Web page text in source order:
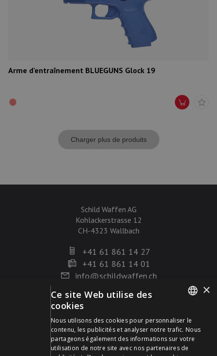
Arme d'entraînement BLUEGUNS Glock 19
Charger plus de produits
Schild Waffen AG
Kohlackerstrasse 12
CH-4323 Wallbach
+41 61 861 14 27
+41 61 861 14 01
info@schildwaffen.ch
Mode de paiement
FRENCH
×
Ce site Web utilise des
cookies
Nous utilisons des cookies pour personnaliser le
contenu, les publicités et analyser notre trafic. Nous
partageons également des informations sur votre
utilisation de notre site avec nos partenaires de